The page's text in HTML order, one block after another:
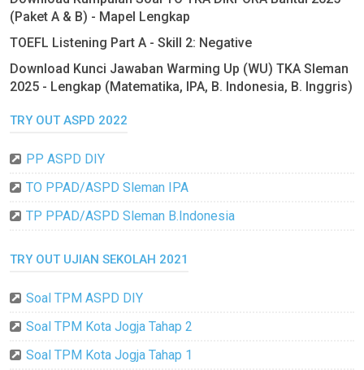
(Paket A & B) - Mapel Lengkap
TOEFL Listening Part A - Skill 2: Negative
Download Kunci Jawaban Warming Up (WU) TKA Sleman
2025 - Lengkap (Matematika, IPA, B. Indonesia, B. Inggris)
TRY OUT ASPD 2022
PP ASPD DIY
TO PPAD/ASPD Sleman IPA
TP PPAD/ASPD Sleman B.Indonesia
TRY OUT UJIAN SEKOLAH 2021
Soal TPM ASPD DIY
Soal TPM Kota Jogja Tahap 2
Soal TPM Kota Jogja Tahap 1